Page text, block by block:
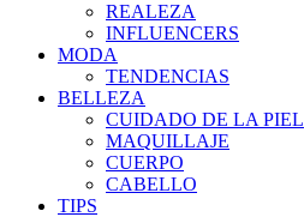
REALEZA
INFLUENCERS
MODA
TENDENCIAS
BELLEZA
CUIDADO DE LA PIEL
MAQUILLAJE
CUERPO
CABELLO
TIPS